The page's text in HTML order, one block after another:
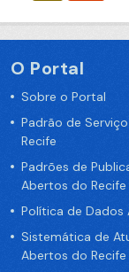
O Portal
Sobre o Portal
Padrão de
Recife
Padrões de
Abertos do Recife
Política de Dados
Sistemática de
Abertos do Recife